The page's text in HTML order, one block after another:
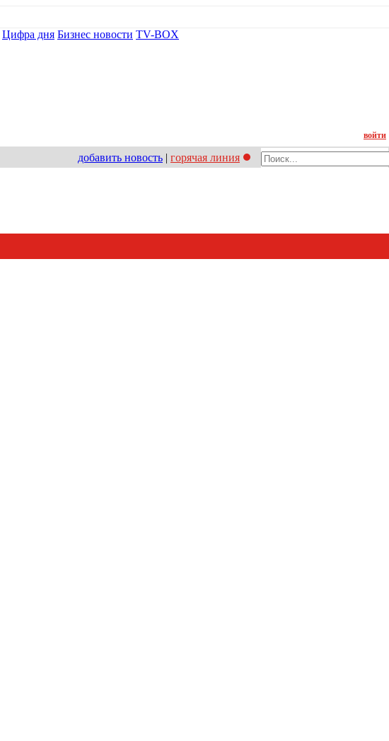
Цифра дня Бизнес новости TV-BOX
войти
добавить новость | горячая линия